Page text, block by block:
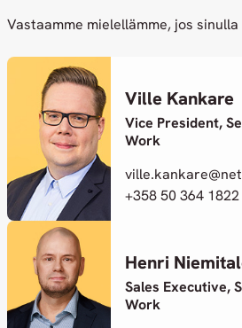
Vastaamme mielellämme, jos
Ville Kankare
Vice President,
Work
+358 50 364 1822
Henri
Sales Executive,
Work